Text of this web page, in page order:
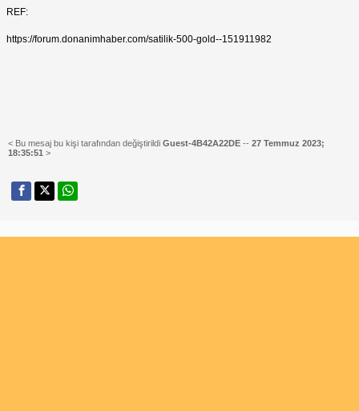
REF:
https://forum.donanimhaber.com/satilik-500-gold--151911982
< Bu mesaj bu kişi tarafından değiştirildi Guest-4B42A22DE -- 27 Temmuz 2023;
18:35:51 >